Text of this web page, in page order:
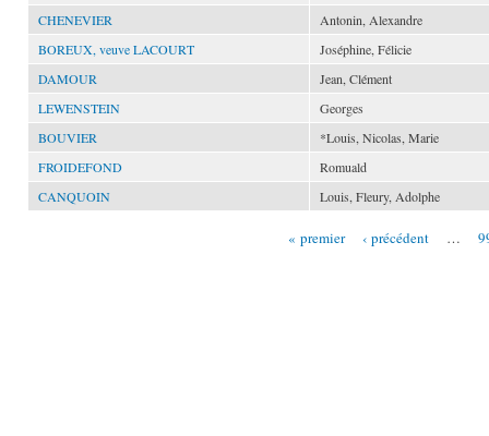
CHENEVIER
Antonin, Alexandre
BOREUX, veuve LACOURT
Joséphine, Félicie
DAMOUR
Jean, Clément
LEWENSTEIN
Georges
BOUVIER
*Louis, Nicolas, Marie
FROIDEFOND
Romuald
CANQUOIN
Louis, Fleury, Adolphe
« premier ‹ précédent …